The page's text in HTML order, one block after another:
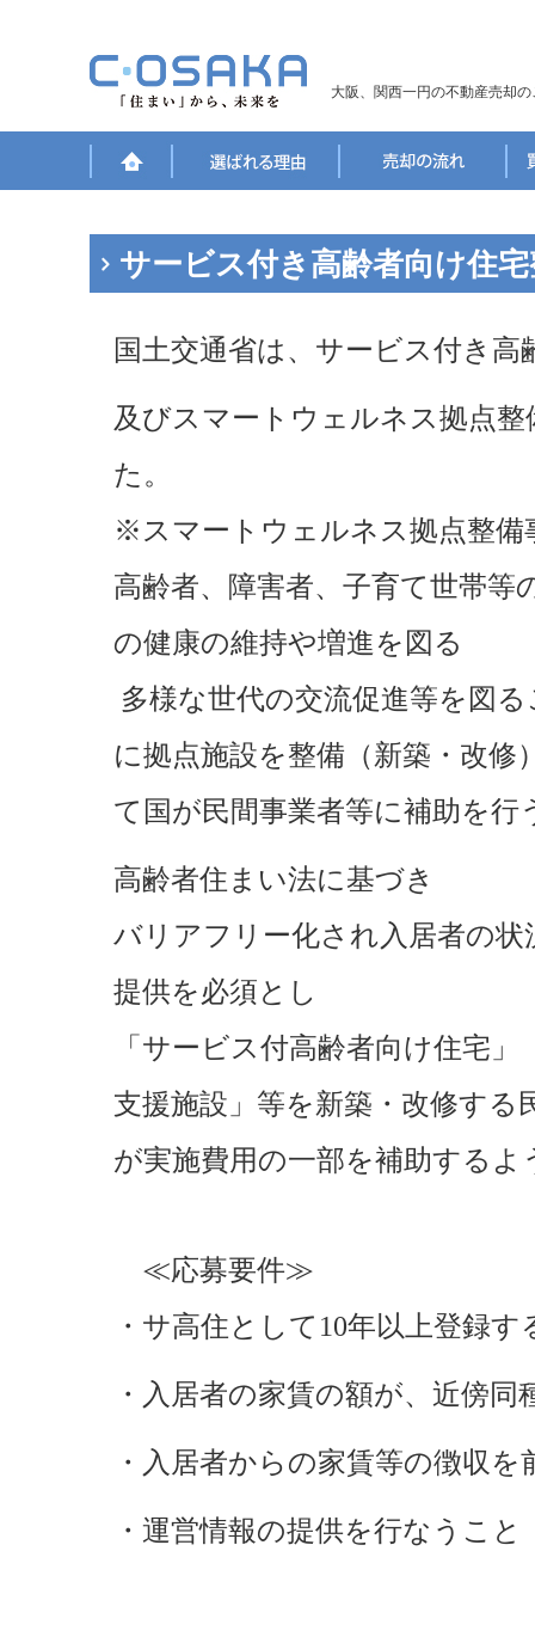
大阪、関西一円の不動産売却
サービス付き高齢者向け住
国土交通省は、サービス付き高
及びスマートウェルネス拠点
た。
※スマートウェルネス拠点整備
高齢者、障害者、子育て世帯等
の健康の維持や増進を図る
多様な世代の交流促進等を図
に拠点施設を整備（新築・改
て国が民間事業者等に補助を行
高齢者住まい法に基づき
バリアフリー化され入居者の
提供を必須とし
「サービス付高齢者向け住宅
支援施設」等を新築・改修する
が実施費用の一部を補助する
≪応募要件≫
・サ高住として10年以上登録す
・入居者の家賃の額が、近傍
・入居者からの家賃等の徴収
・運営情報の提供を行なうこと